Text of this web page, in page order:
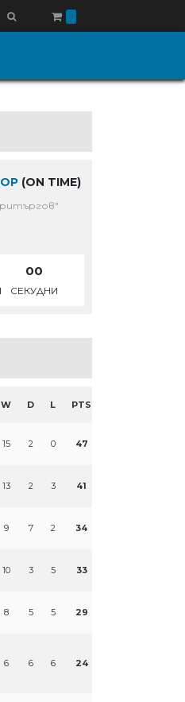
(ON TIME)
00
СЕКУДНИ
W D L PTS
15 2 0 47
13 2 3 41
9 7 2 34
10 3 5 33
8 5 5 29
6 6 6 24